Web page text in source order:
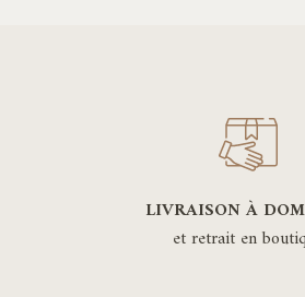
LIVRAISON À
et retrait en